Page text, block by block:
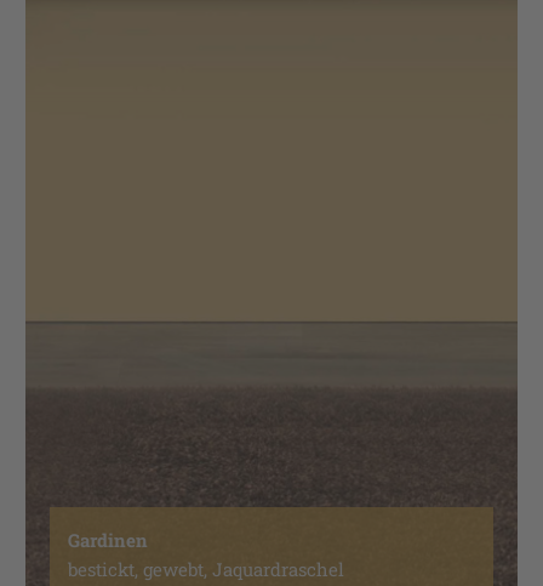
Gardinen
bestickt, gewebt, Jaquardraschel